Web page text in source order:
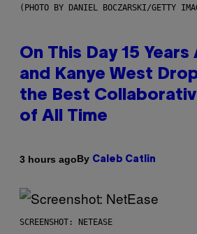
(PHOTO BY DANIEL BOCZARSKI/GETTY
On This Day 15
and Kanye West
the Best
of All Time
3 hours agoBy Caleb Catlin
SCREENSHOT: NETEASE